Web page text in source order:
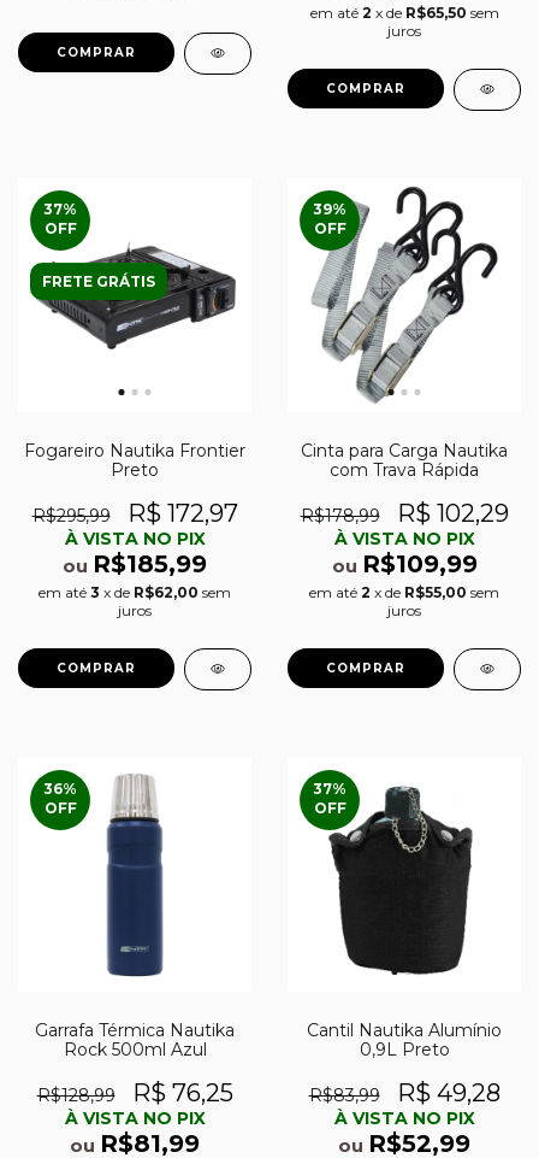
em até 2 x de R$65,50 sem
juros
37%
OFF
FRETE GRÁTIS
Fogareiro Nautika Frontier
Preto
R$295,99 R$ 172,97
À VISTA NO PIX
ou R$185,99
em até 3 x de R$62,00 sem
juros
39%
OFF
Cinta para Carga Nautika
com Trava Rápida
R$178,99 R$ 102,29
À VISTA NO PIX
ou R$109,99
em até 2 x de R$55,00 sem
juros
36%
OFF
Garrafa Térmica Nautika
Rock 500ml Azul
R$128,99 R$ 76,25
À VISTA NO PIX
ou R$81,99
37%
OFF
Cantil Nautika Alumínio
0,9L Preto
R$83,99 R$ 49,28
À VISTA NO PIX
ou R$52,99